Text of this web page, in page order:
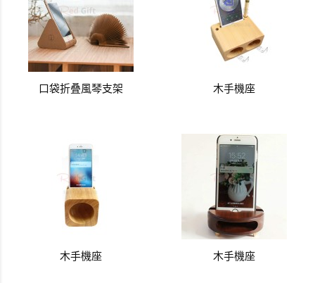
口袋折叠風琴支架 木手機座
木手機座 木手機座